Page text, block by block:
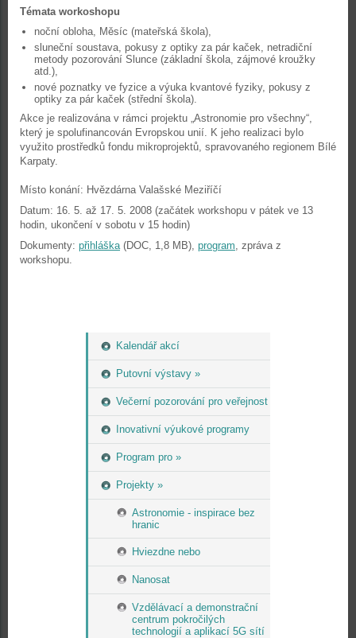
Kalendář akcí
Putovní výstavy »
Večerní pozorování pro veřejnost
Inovativní výukové programy
Program pro »
Projekty »
Astronomie - inspirace bez
hranic
Hviezdne nebo
Nanosat
Vzdělávací a demonstrační
centrum pokročilých
technologií a aplikací 5G sítí
Témata workoshopu
noční obloha, Měsíc (mateřská škola),
sluneční soustava, pokusy z optiky za pár kaček, netradiční
metody pozorování Slunce (základní škola, zájmové kroužky
atd.),
nové poznatky ve fyzice a výuka kvantové fyziky, pokusy z
optiky za pár kaček (střední škola).
Akce je realizována v rámci projektu „Astronomie pro všechny“,
který je spolufinancován Evropskou unií. K jeho realizaci bylo
využito prostředků fondu mikroprojektů, spravovaného regionem Bílé
Karpaty.
Místo konání: Hvězdárna Valašské Meziříčí
Datum: 16. 5. až 17. 5. 2008 (začátek workshopu v pátek ve 13
hodin, ukončení v sobotu v 15 hodin)
Dokumenty: přihláška(DOC, 1,8 MB), program, zpráva z
workshopu.